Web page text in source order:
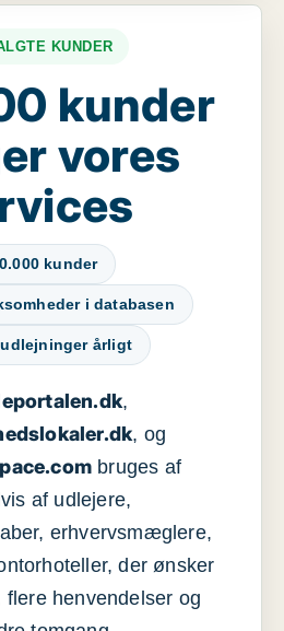
KUNDER
kunder
vores
kunder
i databasen
udlejninger årligt
,
, og
bruges af
af udlejere,
erhvervsmæglere,
der ønsker
flere henvendelser og